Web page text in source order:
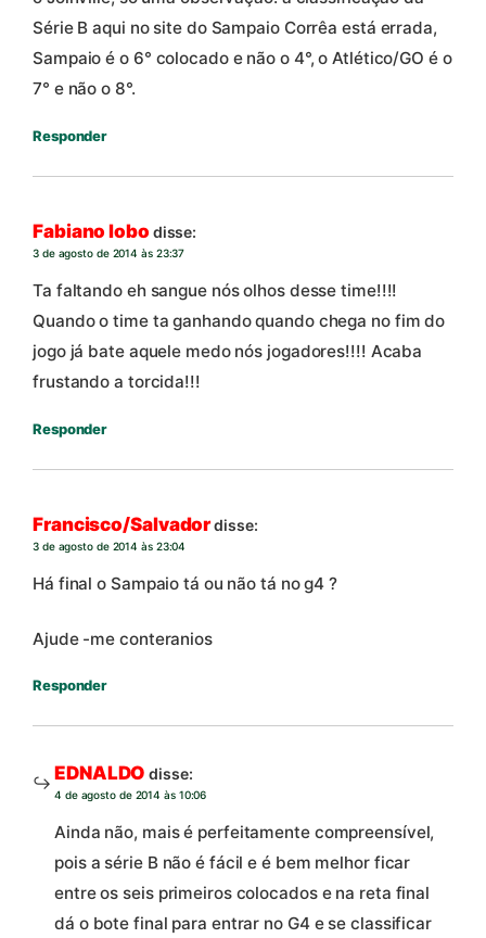
Série B aqui no site do Sampaio Corrêa está errada,
Sampaio é o 6° colocado e não o 4°, o Atlético/GO é o
7° e não o 8°.
Responder
Fabiano lobo disse:
3 de agosto de 2014 às 23:37
Ta faltando eh sangue nós olhos desse time!!!!
Quando o time ta ganhando quando chega no fim do
jogo já bate aquele medo nós jogadores!!!! Acaba
frustando a torcida!!!
Responder
Francisco/Salvadordisse:
3 de agosto de 2014 às 23:04
Há final o Sampaio tá ou não tá no g4 ?
Ajude -me conteranios
Responder
EDNALDO disse:
4 de agosto de 2014 às 10:06
Ainda não, mais é perfeitamente compreensível,
pois a série B não é fácil e é bem melhor ficar
entre os seis primeiros colocados e na reta final
dá o bote final para entrar no G4 e se classificar